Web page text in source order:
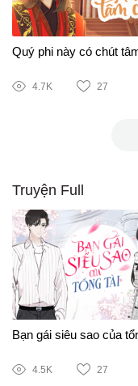
Quý phi này có chút
4.7K 27
Truyện Full
Bạn gái siêu sao của
4.5K 27